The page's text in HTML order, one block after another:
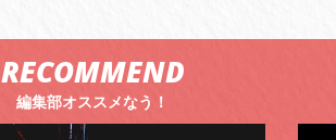
RECOMMEND
編集部オススメなう！